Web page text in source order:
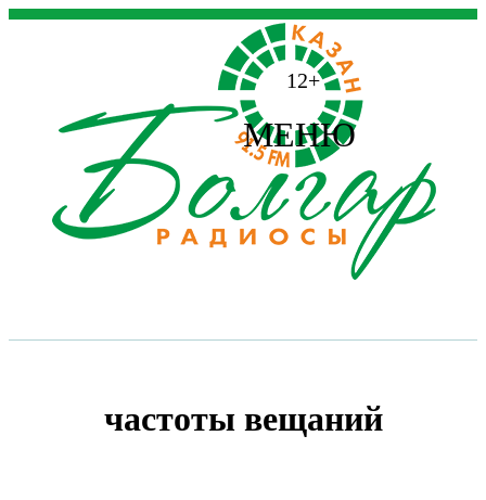
12+
МЕНЮ
частоты вещаний